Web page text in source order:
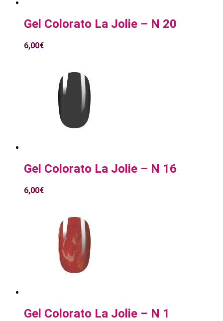
Gel Colorato La Jolie – N 20
6,00€
Gel Colorato La Jolie – N 16
6,00€
Gel Colorato La Jolie – N 1